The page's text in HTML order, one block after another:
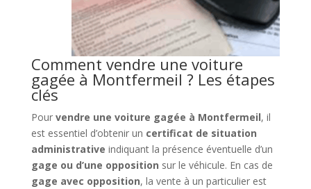
Comment vendre une voiture
gagée à Montfermeil ? Les étapes
clés
Pour vendre une voiture gagée à Montfermeil, il
est essentiel d’obtenir un certificat de situation
administrative indiquant la présence éventuelle d’un
gage ou d’une opposition sur le véhicule. En cas de
gage avec opposition, la vente à un particulier est